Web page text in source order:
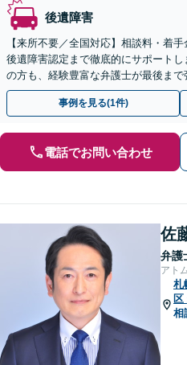
後遺障害
【来所不要／全国対応】相談料・着
後遺障害認定まで徹底的にサポート
の方も、経験豊富な弁護士が最後ま
13拠点】お気軽にご相談ください。
事例を見る(1件)
電話でお問い合わせ
佐
弁護
アト
札
区
相